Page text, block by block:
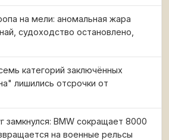
на мели: аномальная жара
судоходство остановлено,
категорий заключённых
лишились отсрочки от
замкнулся: BMW сокращает 8000
на военные рельсы